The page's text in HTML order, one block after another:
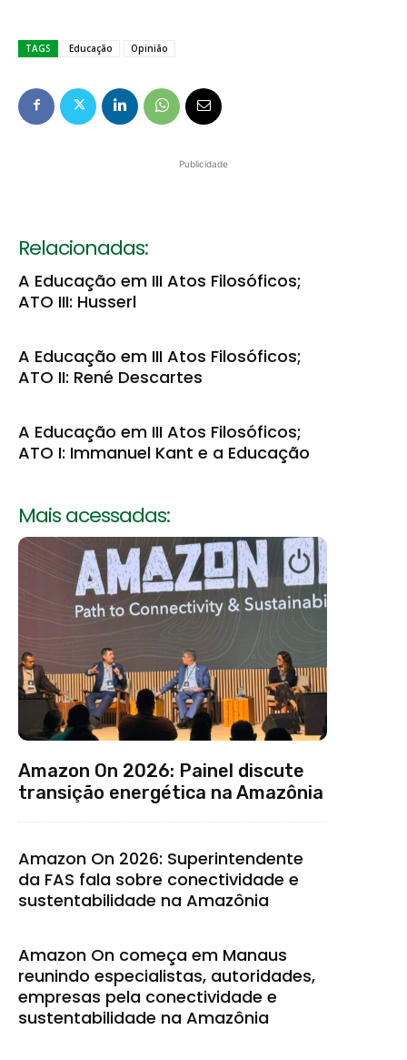
TAGS Educação Opinião
Publicidade
Relacionadas:
A Educação em III Atos Filosóficos;
ATO III: Husserl
A Educação em III Atos Filosóficos;
ATO II: René Descartes
A Educação em III Atos Filosóficos;
ATO I: Immanuel Kant e a Educação
Mais acessadas:
Amazon On 2026: Painel discute
transição energética na Amazônia
Amazon On 2026: Superintendente
da FAS fala sobre conectividade e
sustentabilidade na Amazônia
Amazon On começa em Manaus
reunindo especialistas, autoridades,
empresas pela conectividade e
sustentabilidade na Amazônia